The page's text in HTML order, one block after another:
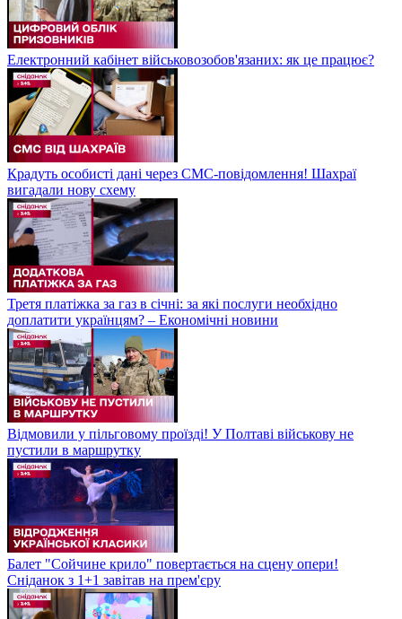
Електронний кабінет військовозобов'язаних: як це працює?
Крадуть особисті дані через СМС-повідомлення! Шахраї
вигадали нову схему
Третя платіжка за газ в січні: за які послуги необхідно
доплатити українцям? – Економічні новини
Відмовили у пільговому проїзді! У Полтаві військову не
пустили в маршрутку
Балет "Сойчине крило" повертається на сцену опери!
Сніданок з 1+1 завітав на прем'єру